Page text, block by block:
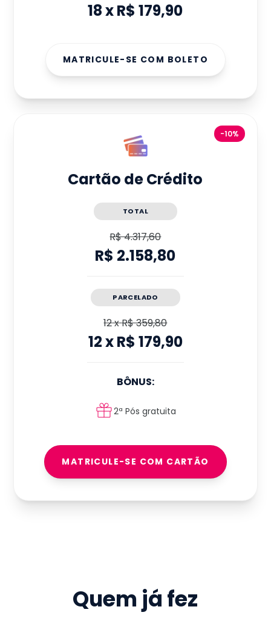
18xR$ 179,90
MATRICULE-SE COM BOLETO
-10%
Cartão de Crédito
TOTAL
R$ 4.317,60
R$ 2.158,80
PARCELADO
12xR$ 359,80
12xR$ 179,90
BÔNUS:
2ª Pós gratuita
MATRICULE-SE COM CARTÃO
Quem já fez